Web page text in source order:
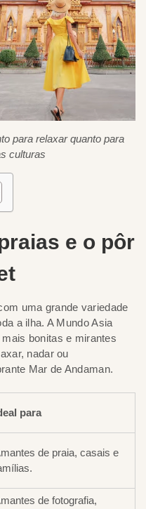
para relaxar quanto para
culturas
e o pôr
uma grande variedade
a ilha. A Mundo Asia
bonitas e mirantes
nadar ou
Mar de Andaman.
para
de praia, casais e
de fotografia,